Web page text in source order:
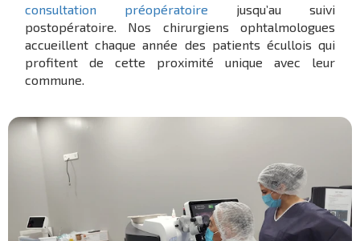
consultation préopératoire jusqu’au suivi
postopératoire. Nos chirurgiens ophtalmologues
accueillent chaque année des patients écullois qui
profitent de cette proximité unique avec leur
commune.